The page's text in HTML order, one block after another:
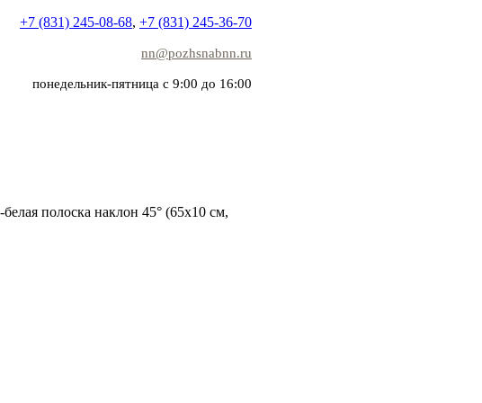
+7 (831) 245-08-68, +7 (831) 245-36-70
nn@pozhsnabnn.ru
понедельник-пятница с 9:00 до 16:00
полоска наклон 45° (65х10 см,